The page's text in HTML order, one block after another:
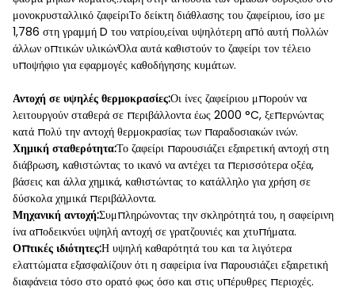
μονοκρυσταλλικό ζαφείριΤο δείκτη διάθλασης του ζαφείριου, ίσο με
1,786 στη γραμμή D του νατρίου,είναι υψηλότερη από αυτή πολλών
άλλων οπτικών υλικώνΌλα αυτά καθιστούν το ζαφείρι τον τέλειο
υποψήφιο για εφαρμογές καθοδήγησης κυμάτων.
Αντοχή σε υψηλές θερμοκρασίες:Οι ίνες ζαφείριου μπορούν να
λειτουργούν σταθερά σε περιβάλλοντα έως 2000 °C, ξεπερνώντας
κατά πολύ την αντοχή θερμοκρασίας των παραδοσιακών ινών.
Χημική σταθερότητα:Το ζαφείρι παρουσιάζει εξαιρετική αντοχή στη
διάβρωση, καθιστώντας το ικανό να αντέχει τα περισσότερα οξέα,
βάσεις και άλλα χημικά, καθιστώντας το κατάλληλο για χρήση σε
δύσκολα χημικά περιβάλλοντα.
Μηχανική αντοχή:Συμπληρώνοντας την σκληρότητά του, η σαφείρινη
ίνα αποδεικνύει υψηλή αντοχή σε γρατζουνιές και χτυπήματα.
Οπτικές ιδιότητες:Η υψηλή καθαρότητά του και τα λιγότερα
ελαττώματα εξασφαλίζουν ότι η σαφείρια ίνα παρουσιάζει εξαιρετική
διαφάνεια τόσο στο ορατό φως όσο και στις υπέρυθρες περιοχές.